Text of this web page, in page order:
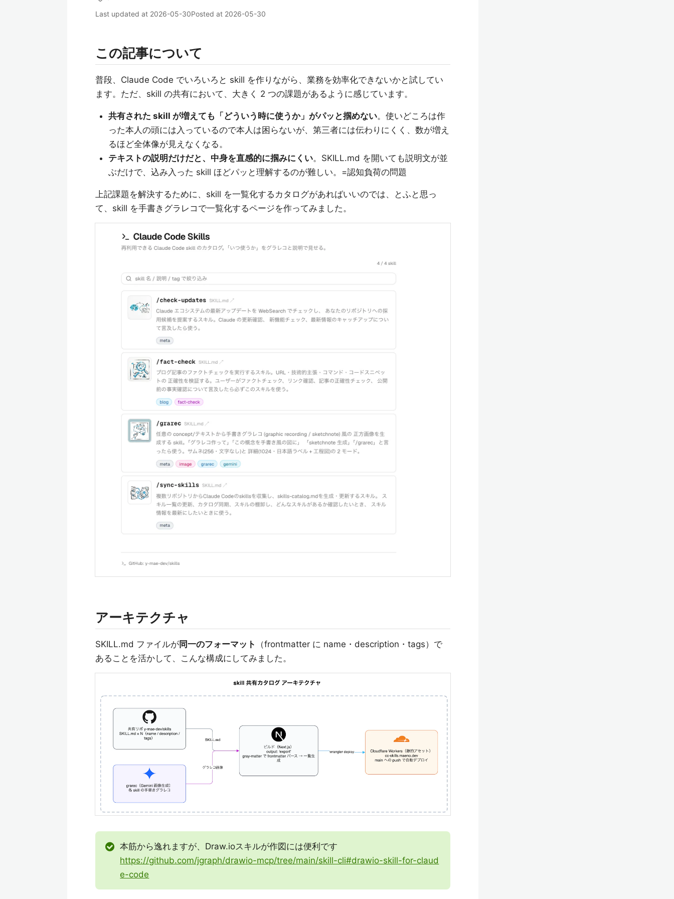
Last updated at 2026-05-30Posted at 2026-05-30
この記事について
普段、Claude Code でいろいろと skill を作りながら、業務を効率化できないかと試してい
ます。ただ、skill の共有において、大きく 2 つの課題があるように感じています。
共有された skill が増えても「どういう時に使うか」がパッと掴めない。使いどころは作
った本人の頭には入っているので本人は困らないが、第三者には伝わりにくく、数が増え
るほど全体像が見えなくなる。
テキストの説明だけだと、中身を直感的に掴みにくい。SKILL.md を開いても説明文が並
ぶだけで、込み入った skill ほどパッと理解するのが難しい。=認知負荷の問題
上記課題を解決するために、skill を一覧化するカタログがあればいいのでは、とふと思っ
て、skill を手書きグラレコで一覧化するページを作ってみました。
アーキテクチャ
SKILL.md ファイルが同一のフォーマット
（frontmatter に name・description・tags）で
あることを活かして、こんな構成にしてみました。
本筋から逸れますが、Draw.ioスキルが作図には便利です
https://github.com/jgraph/drawio-mcp/tree/main/skill-cli#drawio-skill-for-claud
e-code